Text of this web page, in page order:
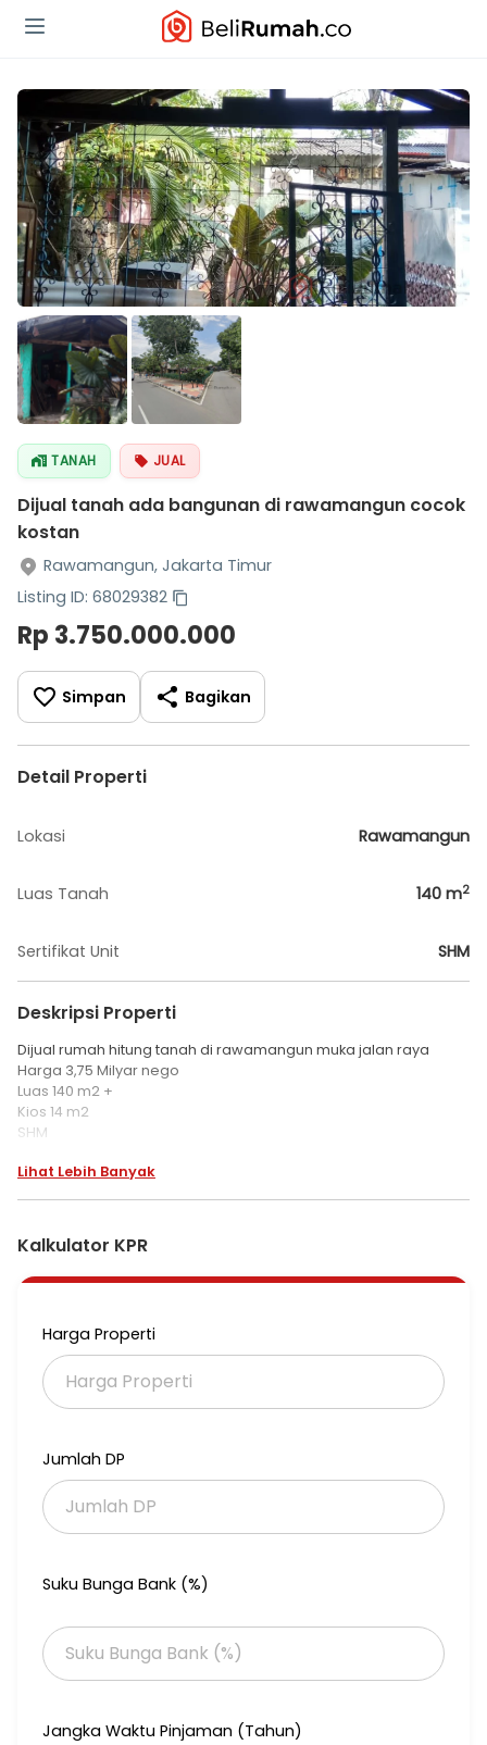
TANAH JUAL
Dijual tanah ada bangunan di rawamangun cocok
kostan
Rawamangun, Jakarta Timur
Listing ID: 68029382
Rp 3.750.000.000
Simpan Bagikan
Detail Properti
Lokasi Rawamangun
Luas Tanah 140 m2
Sertifikat Unit SHM
Deskripsi Properti
Dijual rumah hitung tanah di rawamangun muka jalan raya
Harga 3,75 Milyar nego
Luas 140 m2 +
Kios 14 m2
SHM
Air jetpump
Lihat Lebih Banyak
Kalkulator KPR
Harga Properti
Jumlah DP
Suku Bunga Bank (%)
Jangka Waktu Pinjaman (Tahun)